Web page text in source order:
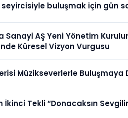
seyircisiyle buluşmak için gün
Sanayi AŞ Yeni Yönetim
Küresel Vizyon Vurgusu
Müzikseverlerle Buluşmaya
İkinci Tekli “Donacaksın